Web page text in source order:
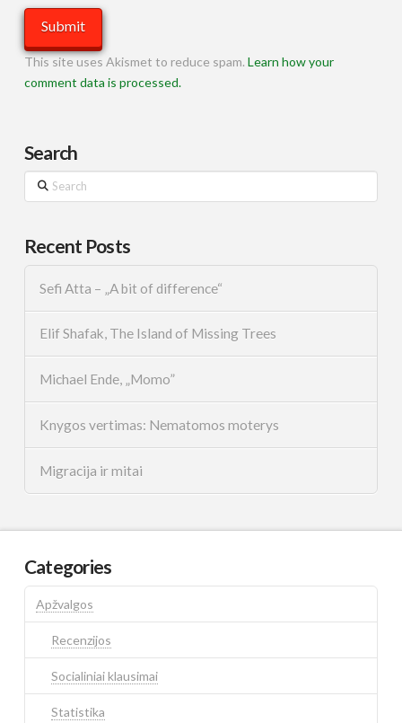
This site uses Akismet to reduce spam. Learn how your
comment data is processed.
Search
Search
Recent Posts
Sefi Atta – „A bit of difference“
Elif Shafak, The Island of Missing Trees
Michael Ende, „Momo”
Knygos vertimas: Nematomos moterys
Migracija ir mitai
Categories
Apžvalgos
Recenzijos
Socialiniai klausimai
Statistika